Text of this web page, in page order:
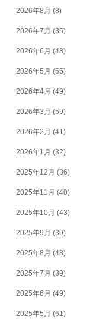
2026年8月 (8)
2026年7月 (35)
2026年6月 (48)
2026年5月 (55)
2026年4月 (49)
2026年3月 (59)
2026年2月 (41)
2026年1月 (32)
2025年12月 (36)
2025年11月 (40)
2025年10月 (43)
2025年9月 (39)
2025年8月 (48)
2025年7月 (39)
2025年6月 (49)
2025年5月 (61)